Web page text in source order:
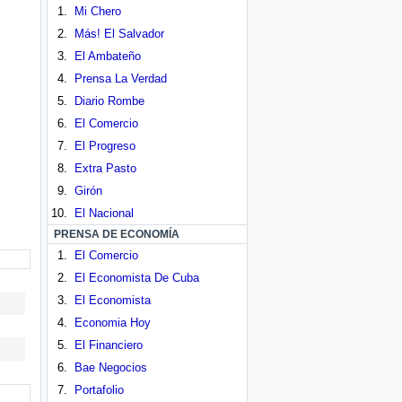
Mi Chero
Más! El Salvador
El Ambateño
Prensa La Verdad
Diario Rombe
El Comercio
El Progreso
Extra Pasto
Girón
El Nacional
PRENSA DE ECONOMÍA
El Comercio
El Economista De Cuba
El Economista
Economia Hoy
El Financiero
Bae Negocios
Portafolio